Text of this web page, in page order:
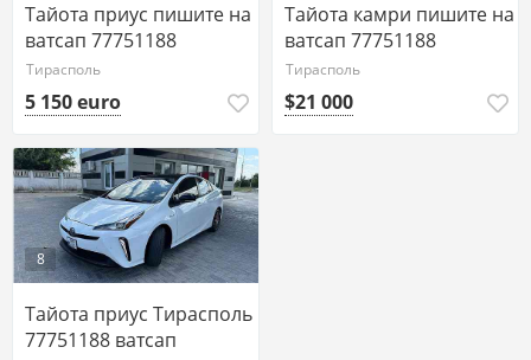
Тайота приус пишите на
ватсап 77751188
Тирасполь
5 150 euro
Тайота камри пишите на
ватсап 77751188
Тирасполь
$21 000
8
Тайота приус Тирасполь
77751188 ватсап